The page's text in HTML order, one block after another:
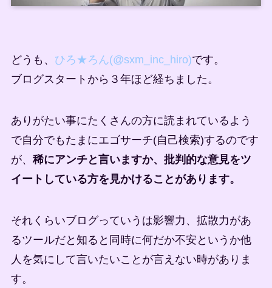
どうも、 ひろ★ろん(@sxm_inc_hiro)です。
ブログスタートから３年ほど経ちました。
ありがたい事にたくさんの方に読まれているよう
で自分でもたまにエゴサーチ(自己検索)するのです
が、 稀にアンチと言いますか、批判的な意見をツ
イートしている方を見かけることがあります。
それくらいブログっていうは影響力、拡散力があ
るツールだと知ると同時に何だか不安というか他
人を気にして言いたいことが言えない時がありま
す。